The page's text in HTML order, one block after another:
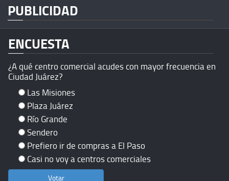
PUBLICIDAD
ENCUESTA
¿A qué centro comercial acudes con mayor frecuencia en
Ciudad Juárez?
Las Misiones
Plaza Juárez
Río Grande
Sendero
Prefiero ir de compras a El Paso
Casi no voy a centros comerciales